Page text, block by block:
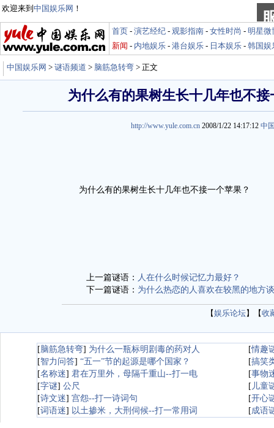
欢迎来到 中国娱乐网 ！
首页 - 演艺经纪 - 观影指南 - 女性时尚 - 明星微
新闻 - 内地娱乐 - 港台娱乐 - 日本娱乐 - 韩国娱
中国娱乐网 > 谜语频道 > 脑筋急转弯 > 正文
为什么有的果树生长十几年也不接
http://www.yule.com.cn 2008/1/22 14:17:12 中
为什么有的果树生长十几年也不接一个苹果？
上一篇谜语： 人在什么时候记忆力最好？
下一篇谜语： 为什么热恋的人喜欢在较黑的地方
【娱乐论坛】【收
[脑筋急转弯] 为什么一瓶标明剧毒的药对人 [情趣
[智力问答] “五一”节的起源是哪个国家？ [搞笑
[名称迷] 君在万里外，母隔千重山--打一电 [事物
[字谜] 公尺 [ 儿童
[诗文迷] 宫怨--打一诗词句 [开心
[词语迷] 以土掺米，大刑伺候--打一常用词 [成语